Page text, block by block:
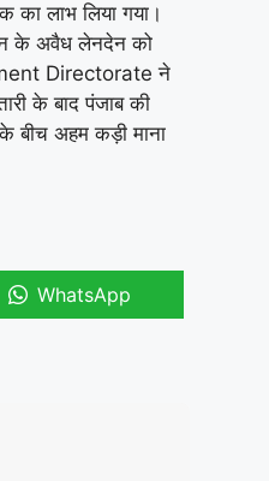
का लाभ लिया गया।
धन के अवैध लेनदेन को
Directorate ने
के बाद पंजाब की
बीच अहम कड़ी माना
WhatsApp